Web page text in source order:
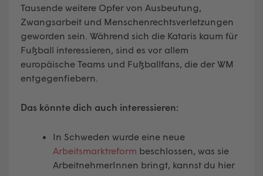
Tausende weitere Opfer von Ausbeutung,
Zwangsarbeit und Menschenrechtsverletzungen
geworden sein. Während sich die Kataris kaum für
Fußball interessieren, sind es vor allem
europäische Teams und Fußballfans, die der WM
entgegenfiebern.
Das könnte dich auch interessieren:
In Schweden wurde eine neue
Arbeitsmarktreform beschlossen, was sie
ArbeitnehmerInnen bringt, kannst du hier